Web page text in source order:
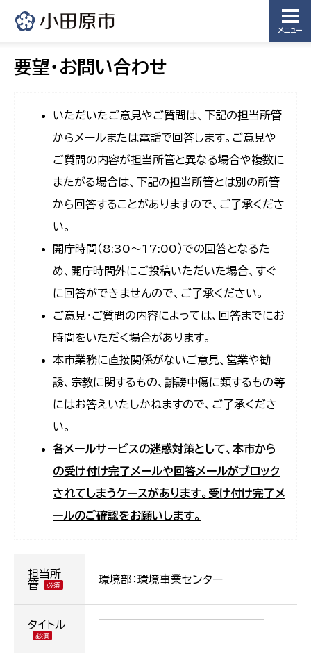
メニュー
要望・お問い合わせ
いただいたご意見やご質問は、下記の担当所管
からメールまたは電話で回答します。ご意見や
ご質問の内容が担当所管と異なる場合や複数に
またがる場合は、下記の担当所管とは別の所管
から回答することがありますので、ご了承くださ
い。
開庁時間（8:30〜17:00）での回答となるた
め、開庁時間外にご投稿いただいた場合、すぐ
に回答ができませんので、ご了承ください。
ご意見・ご質問の内容によっては、回答までにお
時間をいただく場合があります。
本市業務に直接関係がないご意見、営業や勧
誘、宗教に関するもの、誹謗中傷に類するもの等
にはお答えいたしかねますので、ご了承くださ
い。
各メールサービスの迷惑対策として、本市から
の受け付け完了メールや回答メールがブロック
されてしまうケースがあります。受け付け完了メ
ールのご確認をお願いします。
担当所
管
環境部：環境事業センター
タイトル